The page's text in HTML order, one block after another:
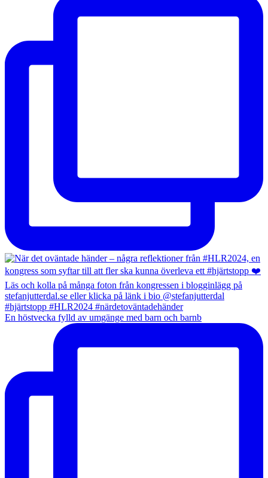
En höstvecka fylld av umgänge med barn och barnb